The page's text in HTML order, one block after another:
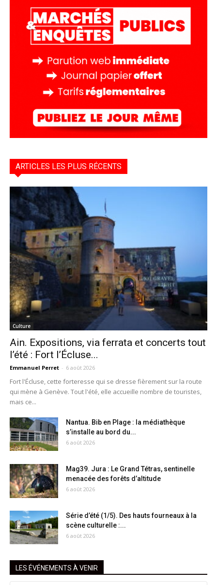
ARTICLES LES PLUS RÉCENTS
Culture
Ain. Expositions, via ferrata et concerts tout
l’été : Fort l’Écluse...
Emmanuel Perret - 6 août 2026
Fort l'Écluse, cette forteresse qui se dresse fièrement sur la route
qui mène à Genève. Tout l'été, elle accueille nombre de touristes,
mais ce...
Nantua. Bib en Plage : la médiathèque
s’installe au bord du...
6 août 2026
Mag39. Jura : Le Grand Tétras, sentinelle
menacée des forêts d’altitude
6 août 2026
Série d’été (1/5). Des hauts fourneaux à la
scène culturelle :...
6 août 2026
LES ÉVÉNEMENTS À VENIR